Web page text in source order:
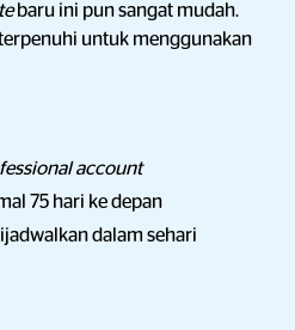
baru ini pun sangat mudah.
untuk menggunakan
account
75 hari ke depan
dalam sehari